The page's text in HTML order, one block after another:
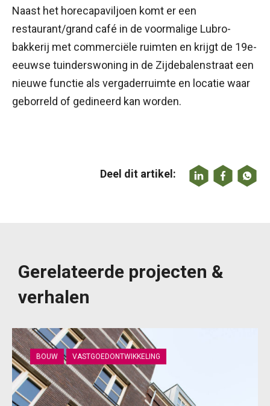
Naast het horecapaviljoen komt er een
restaurant/grand café in de voormalige Lubro-
bakkerij met commerciële ruimten en krijgt de 19e-
eeuwse tuinderswoning in de Zijdebalenstraat een
nieuwe functie als vergaderruimte en locatie waar
geborreld of gedineerd kan worden.
Deel dit artikel:
Gerelateerde projecten &
verhalen
BOUW VASTGOEDONTWIKKELING